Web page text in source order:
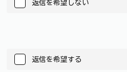
返信を希望しない
返信を希望する